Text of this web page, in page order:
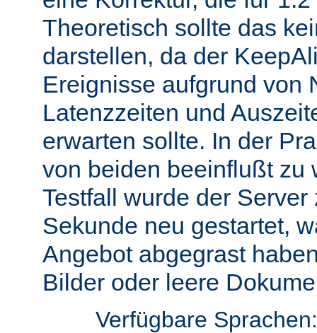
Theoretisch sollte das
darstellen, da der
Ereignisse aufgrund von
Latenzzeiten und
erwarten sollte. In der
von beiden beeinflußt zu
Testfall wurde der
Sekunde neu gestartet,
Angebot abgegrast
Bilder oder leere
Verfügbare